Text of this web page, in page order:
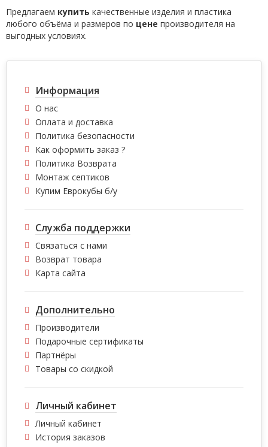
Предлагаем купить качественные изделия и пластика
любого объёма и размеров по цене производителя на
выгодных условиях.
Информация
О нас
Оплата и доставка
Политика безопасности
Как оформить заказ ?
Политика Возврата
Монтаж септиков
Купим Еврокубы б/у
Служба поддержки
Связаться с нами
Возврат товара
Карта сайта
Дополнительно
Производители
Подарочные сертификаты
Партнёры
Товары со скидкой
Личный кабинет
Личный кабинет
История заказов